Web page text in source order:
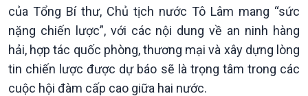
của Tổng Bí thư, Chủ tịch nước Tô Lâm mang “sức
nặng chiến lược”, với các nội dung về an ninh hàng
hải, hợp tác quốc phòng, thương mại và xây dựng lòng
tin chiến lược được dự báo sẽ là trọng tâm trong các
cuộc hội đàm cấp cao giữa hai nước.